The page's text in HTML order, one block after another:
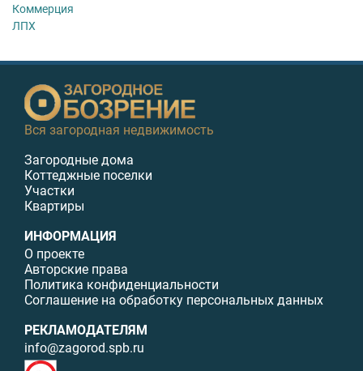
Коммерция
ЛПХ
Вся загородная недвижимость
Загородные дома
Коттеджные поселки
Участки
Квартиры
ИНФОРМАЦИЯ
О проекте
Авторские права
Политика конфиденциальности
Соглашение на обработку персональных данных
РЕКЛАМОДАТЕЛЯМ
info@zagorod.spb.ru